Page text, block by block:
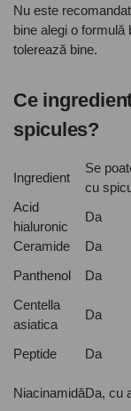
Nu este
bine alegi o
tolerează bine.
Ce
spicules?
Ingredient
Se
cu
Acid
hialuronic
Da
Ceramide
Da
Panthenol
Da
Centella
asiatica
Da
Peptide Da
NiacinamidăDa, cu